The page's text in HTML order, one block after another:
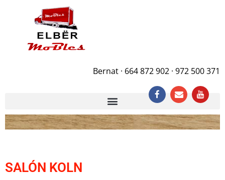
Bernat · 664 872 902 · 972 500 371
SALÓN KOLN